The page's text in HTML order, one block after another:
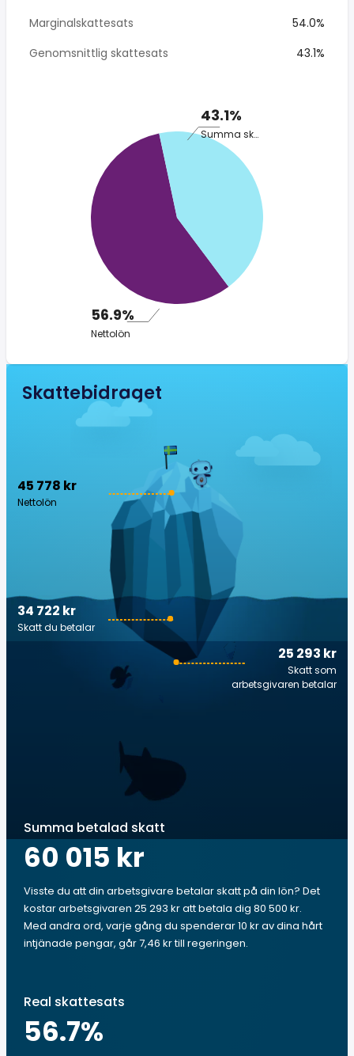
Marginalskattesats
54.0%
Genomsnittlig skattesats
43.1%
43.1%
Summa skatt
56.9%
Nettolön
Skattebidraget
45 778 kr
Nettolön
25 293 kr
Skatt som
arbetsgivaren betalar
34 722 kr
Skatt du betalar
Summa betalad skatt
60 015 kr
Visste du att din arbetsgivare betalar skatt på din lön? Det
kostar arbetsgivaren 25 293 kr att betala dig 80 500 kr.
Med andra ord, varje gång du spenderar 10 kr av dina hårt
intjänade pengar, går 7,46 kr till regeringen.
Real skattesats
56.7%